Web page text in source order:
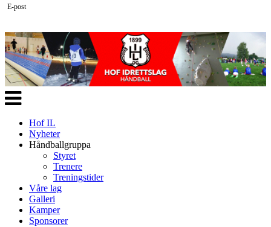
Veksle
navigasjon
Hof IL
Nyheter
Håndballgruppa
Styret
Trenere
Treningstider
Våre lag
Galleri
Kamper
Sponsorer
E-post